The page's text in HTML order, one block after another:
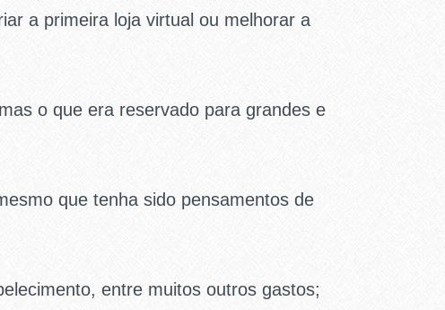
a primeira loja virtual ou melhorar a
o que era reservado para grandes e
que tenha sido pensamentos de
entre muitos outros gastos;